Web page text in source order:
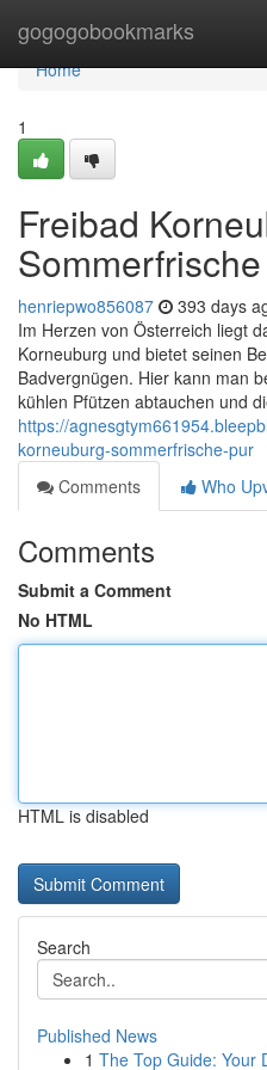
gogogobookmarks
Home
Home
1
Freibad
henriepwo856087 393 days
Im Herzen von Österreich liegt
Korneuburg und bietet seinen
Badvergnügen. Hier kann man
kühlen Pfützen abtauchen und
https://
korneuburg-sommerfrische-pur
Comments
Who
Comments
Submit a Comment
No HTML
HTML is disabled
Search
Published News
1 The Top Guide: Your